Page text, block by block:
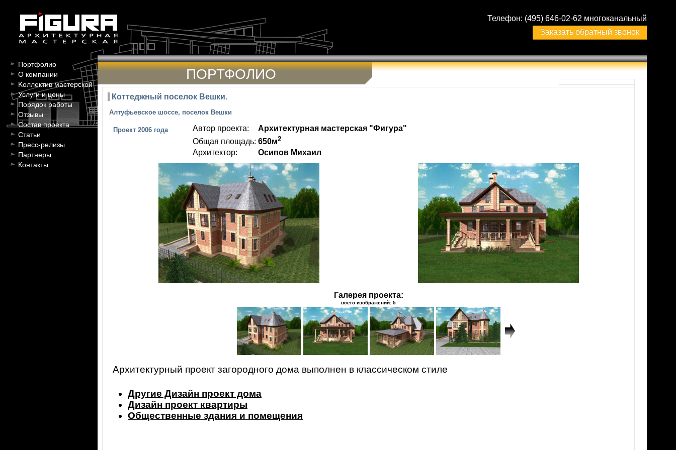
Портфолио
О компании
Kоллектив мастерской
Услуги и цены
Порядок работы
Отзывы
Состав проекта
Статьи
Пресс-релизы
Партнеры
Контакты
Телефон: (495) 646-02-62 многоканальный
Заказать обратный звонок
ПОРТФОЛИО
Коттеджный поселок Вешки.
Алтуфьевское шоссе, поселок Вешки
Проект 2006 года Автор проекта:
Архитектурная мастерская "Фигура"
Общая площадь: 650м2
Архитектор: Осипов Михаил
Галерея проекта:
всего изображений: 5
Архитектурный проект загородного дома выполнен в классическом стиле
Другие Дизайн проект дома
Дизайн проект квартиры
Общественные здания и помещения